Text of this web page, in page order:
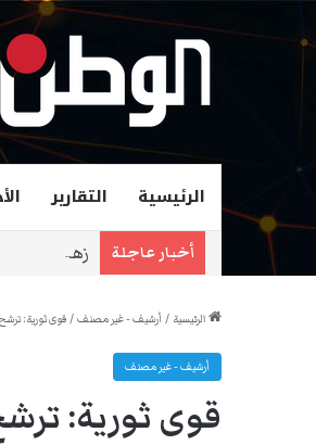
الرئيسية التقارير
أخبار عاجلة زهران
الرئيسية / أرشيف - غير مصنف/قوى ثورية: ترشح
أرشيف - غير مصنف
قوى ثورية: ترشح